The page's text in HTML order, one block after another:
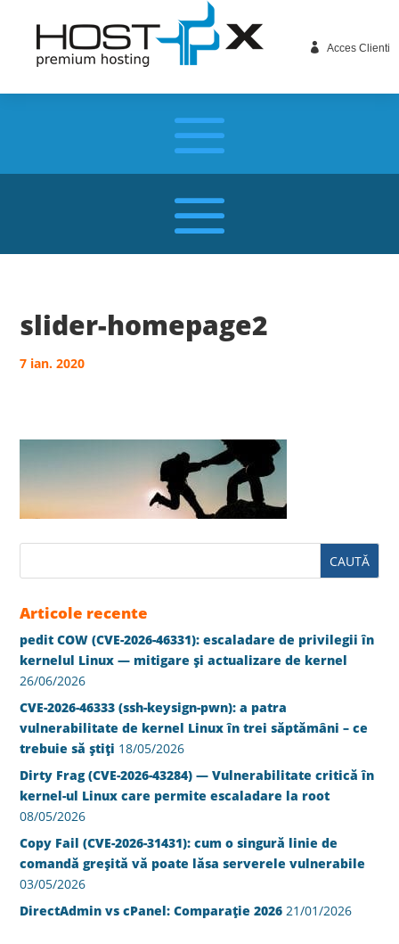
 Acces Clienti
slider-homepage2
7 ian. 2020
Articole recente
pedit COW (CVE-2026-46331): escaladare de privilegii în
kernelul Linux — mitigare și actualizare de kernel
26/06/2026
CVE-2026-46333 (ssh-keysign-pwn): a patra
vulnerabilitate de kernel Linux în trei săptămâni – ce
trebuie să știți 18/05/2026
Dirty Frag (CVE-2026-43284) — Vulnerabilitate critică în
kernel-ul Linux care permite escaladare la root
08/05/2026
Copy Fail (CVE-2026-31431): cum o singură linie de
comandă greșită vă poate lăsa serverele vulnerabile
03/05/2026
DirectAdmin vs cPanel: Comparație 2026 21/01/2026